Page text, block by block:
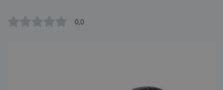
0,0